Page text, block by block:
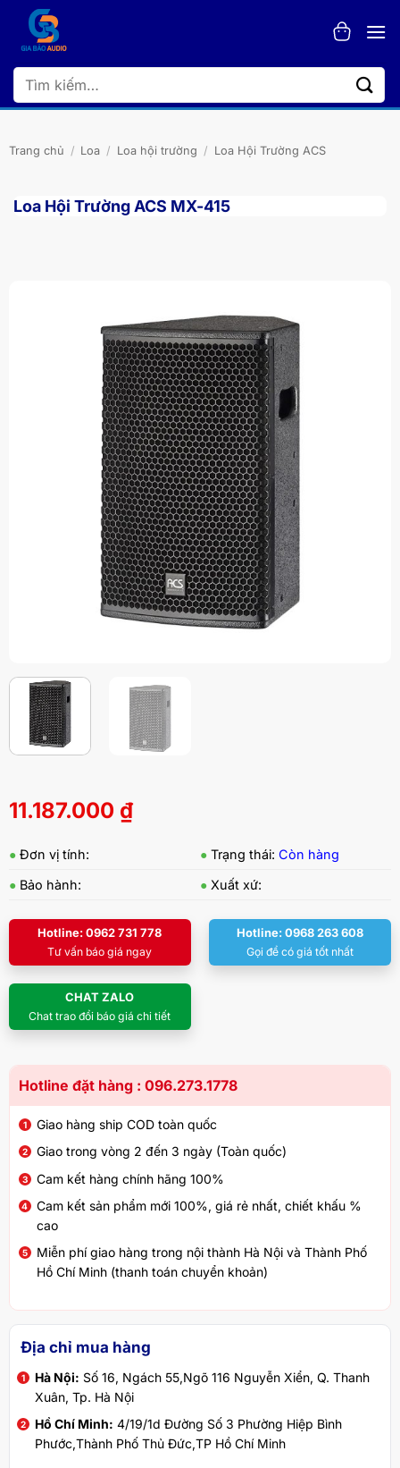
dung
Tìm
kiếm:
Trang chủ / Loa / Loa hội trường / Loa Hội Trường ACS
Loa Hội Trường ACS MX-415
11.187.000 ₫
● Đơn vị tính: ● Trạng thái: Còn hàng
● Bảo hành: ● Xuất xứ:
Hotline: 0962 731 778
Tư vấn báo giá ngay
Hotline: 0968 263 608
Gọi để có giá tốt nhất
CHAT ZALO
Chat trao đổi báo giá chi tiết
Hotline đặt hàng : 096.273.1778
Giao hàng ship COD toàn quốc
Giao trong vòng 2 đến 3 ngày (Toàn quốc)
Cam kết hàng chính hãng 100%
Cam kết sản phẩm mới 100%, giá rẻ nhất, chiết khấu %
cao
Miễn phí giao hàng trong nội thành Hà Nội và Thành Phố
Hồ Chí Minh (thanh toán chuyển khoản)
Địa chỉ mua hàng
Hà Nội: Số 16, Ngách 55,Ngõ 116 Nguyễn Xiển, Q. Thanh
Xuân, Tp. Hà Nội
Hồ Chí Minh: 4/19/1d Đường Số 3 Phường Hiệp Bình
Phước,Thành Phố Thủ Đức,TP Hồ Chí Minh